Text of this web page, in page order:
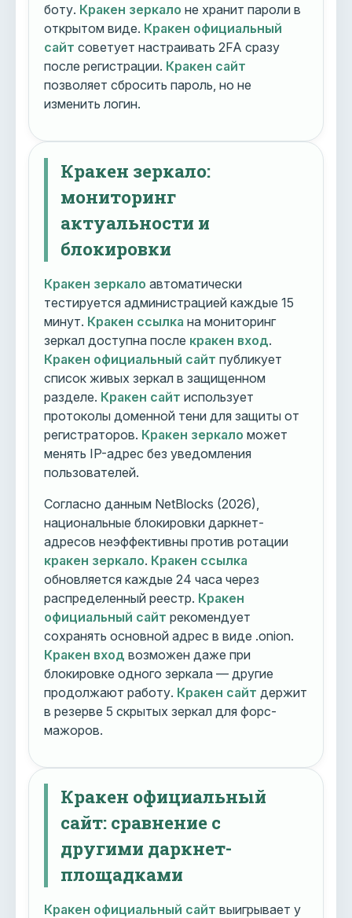
боту. Кракен зеркало не хранит пароли в
открытом виде. Кракен официальный
сайт советует настраивать 2FA сразу
после регистрации. Кракен сайт
позволяет сбросить пароль, но не
изменить логин.
Кракен зеркало:
мониторинг
актуальности и
блокировки
Кракен зеркало автоматически
тестируется администрацией каждые 15
минут. Кракен ссылка на мониторинг
зеркал доступна после кракен вход.
Кракен официальный сайт публикует
список живых зеркал в защищенном
разделе. Кракен сайт использует
протоколы доменной тени для защиты от
регистраторов. Кракен зеркало может
менять IP-адрес без уведомления
пользователей.
Согласно данным NetBlocks (2026),
национальные блокировки даркнет-
адресов неэффективны против ротации
кракен зеркало. Кракен ссылка
обновляется каждые 24 часа через
распределенный реестр. Кракен
официальный сайт рекомендует
сохранять основной адрес в виде .onion.
Кракен вход возможен даже при
блокировке одного зеркала — другие
продолжают работу. Кракен сайт держит
в резерве 5 скрытых зеркал для форс-
мажоров.
Кракен официальный
сайт: сравнение с
другими даркнет-
площадками
Кракен официальный сайт выигрывает у